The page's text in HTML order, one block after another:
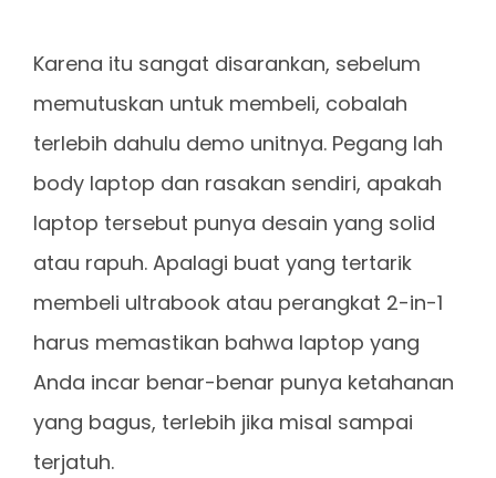
Karena itu sangat disarankan, sebelum
memutuskan untuk membeli, cobalah
terlebih dahulu demo unitnya. Pegang lah
body laptop dan rasakan sendiri, apakah
laptop tersebut punya desain yang solid
atau rapuh. Apalagi buat yang tertarik
membeli ultrabook atau perangkat 2-in-1
harus memastikan bahwa laptop yang
Anda incar benar-benar punya ketahanan
yang bagus, terlebih jika misal sampai
terjatuh.